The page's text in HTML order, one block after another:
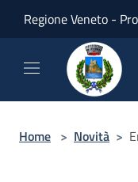
Regione Veneto -
Home > Novità >